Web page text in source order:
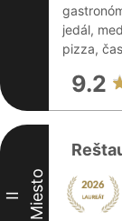
jedál,
pizza,
9.2
II Miesto